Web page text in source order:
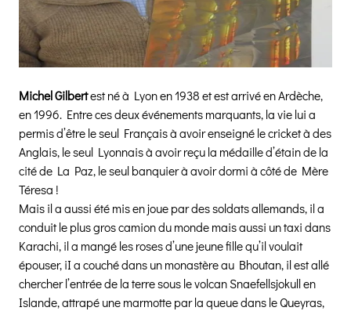
Michel Gilbertest né à Lyon en 1938 et est arrivé en Ardèche,
en 1996. Entre ces deux événements marquants, la vie lui a
permis d’être le seul Français à avoir enseigné le cricket à des
Anglais, le seul Lyonnais à avoir reçu la médaille d’étain de la
cité de La Paz, le seul banquier à avoir dormi à côté de Mère
Téresa !
Mais il a aussi été mis en joue par des soldats allemands, il a
conduit le plus gros camion du monde mais aussi un taxi dans
Karachi, il a mangé les roses d’une jeune fille qu’il voulait
épouser, iI a couché dans un monastère au Bhoutan, il est allé
chercher l’entrée de la terre sous le volcan Snaefellsjokull en
Islande, attrapé une marmotte par la queue dans le Queyras,